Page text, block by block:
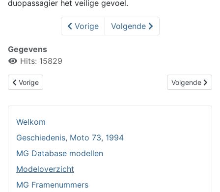
Welkom
Geschiedenis, Moto 73, 1994
MG Database modellen
Modeloverzicht
MG Framenummers
duopassagier het veilige gevoel.
Vorige Volgende
Gegevens
Hits: 15829
Vorig artikel: V7 850 california, rijtest
Vorige Volgende
Volgende